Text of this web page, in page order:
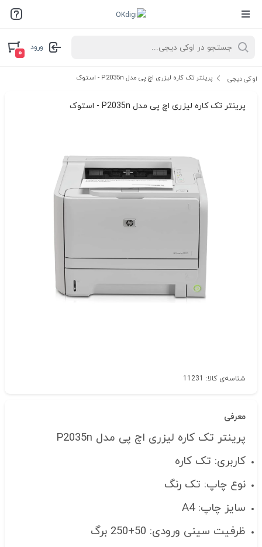
ورود
۰
اوکی دیجی پرینتر تک کاره لیزری اچ پی مدل P2035n - استوک
پرینتر تک کاره لیزری اچ پی مدل P2035n - استوک
شناسه‌ی کالا: 11231
معرفی
پرینتر تک کاره لیزری اچ پی مدل P2035n
کاربری: تک کاره
نوع چاپ: تک رنگ
سایز چاپ: A4
ظرفیت سینی ورودی: 50+250 برگ